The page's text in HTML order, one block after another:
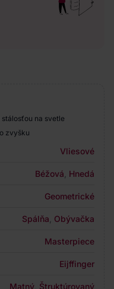
na svetle
zvyšku
Vliesové
Béžová Hnedá
Geometrické
Spálňa Obývačka
Masterpiece
Eijffinger
Matný Štruktúrovaný